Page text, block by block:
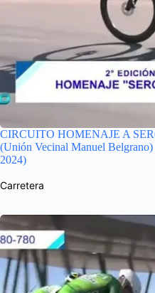
CIRCUITO HOMENAJE A
(Unión Vecinal Manuel
2024)
Carretera